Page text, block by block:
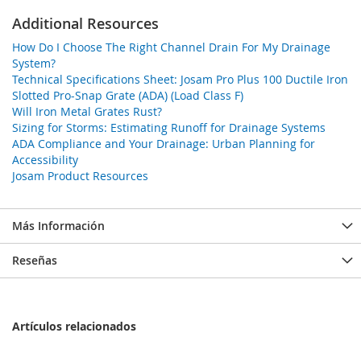
Additional Resources
How Do I Choose The Right Channel Drain For My Drainage
System?
Technical Specifications Sheet: Josam Pro Plus 100 Ductile Iron
Slotted Pro-Snap Grate (ADA) (Load Class F)
Will Iron Metal Grates Rust?
Sizing for Storms: Estimating Runoff for Drainage Systems
ADA Compliance and Your Drainage: Urban Planning for
Accessibility
Josam Product Resources
Más Información
Reseñas
Artículos relacionados